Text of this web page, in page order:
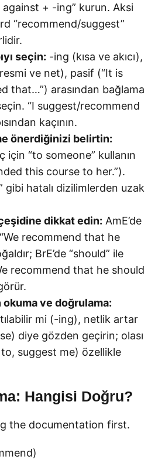
+ -ing” kurun. Aksi
“recommend/suggest”
seçin: -ing (kısa ve akıcı),
ve net), pasif (“It is
that…”) arasından bağlama
“I suggest/recommend
kaçının.
önerdiğinizi belirtin:
için “to someone” kullanın
this course to her.”).
gibi hatalı dizilimlerden uzak
dikkat edin: AmE’de
recommend that he
BrE’de “should” ile
recommend that he should
okuma ve doğrulama:
mi (-ing), netlik artar
diye gözden geçirin; olası
to, suggest me) özellikle
Hangisi Doğru?
the documentation first.